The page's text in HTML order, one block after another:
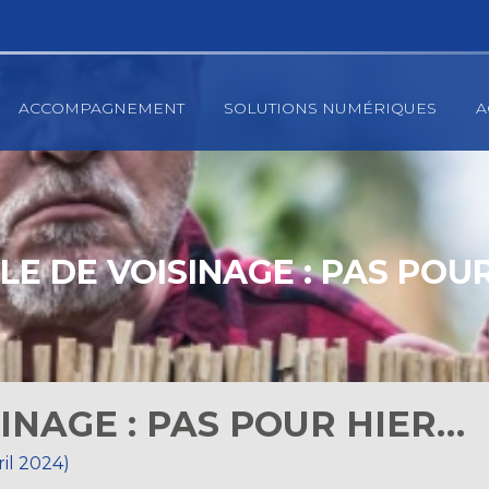
ACCOMPAGNEMENT SOLUTIONS NUMÉRIQUES
DE VOISINAGE : PAS
: PAS POUR HIER…
2024)